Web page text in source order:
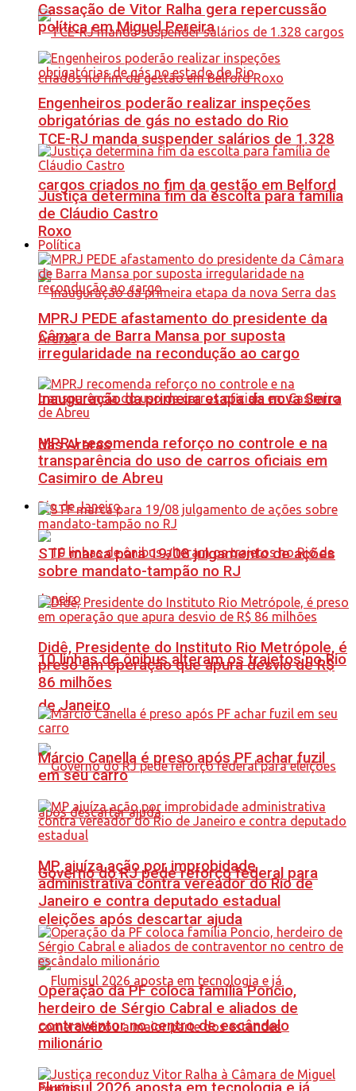
TCE-RJ manda suspender salários de 1.328
cargos criados no fim da gestão em Belford
Roxo
Inauguração da primeira etapa da nova Serra
das Araras
Rio de Janeiro
10 linhas de ônibus alteram os trajetos no Rio
de Janeiro
Governo do RJ pede reforço federal para
eleições após descartar ajuda
Flumisul 2026 aposta em tecnologia e já
Cassação de Vitor Ralha gera repercussão
política em Miguel Pereira
Engenheiros poderão realizar inspeções
obrigatórias de gás no estado do Rio
Justiça determina fim da escolta para família
de Cláudio Castro
Política
MPRJ PEDE afastamento do presidente da
Câmara de Barra Mansa por suposta
irregularidade na recondução ao cargo
MPRJ recomenda reforço no controle e na
transparência do uso de carros oficiais em
Casimiro de Abreu
STF marca para 19/08 julgamento de ações
sobre mandato-tampão no RJ
Didê, Presidente do Instituto Rio Metrópole, é
preso em operação que apura desvio de R$
86 milhões
Márcio Canella é preso após PF achar fuzil
em seu carro
MP ajuíza ação por improbidade
administrativa contra vereador do Rio de
Janeiro e contra deputado estadual
Operação da PF coloca família Poncio,
herdeiro de Sérgio Cabral e aliados de
contraventor no centro de escândalo
milionário